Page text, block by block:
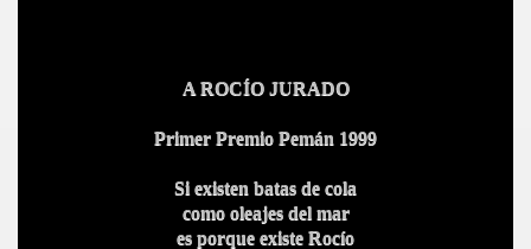
A ROCÍO JURADO
Primer Premio Pemán 1999
Si existen batas de cola
como oleajes del mar
es porque existe Rocío